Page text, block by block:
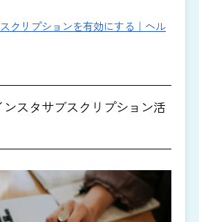
クリプションを有効にする｜ヘル
スタサブスクリプション活